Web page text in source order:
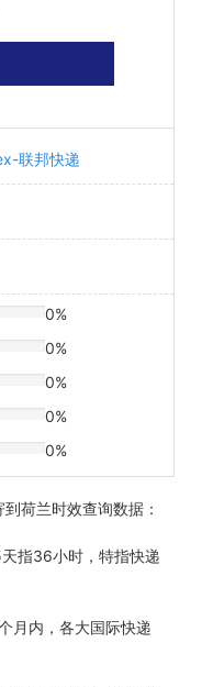
联邦快递
0%
0%
0%
0%
0%
荷兰时效查询数据：
指36小时，特指快递
月内，各大国际快递